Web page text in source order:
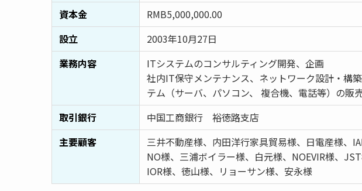
資本金
RMB5,000,000.00
設立
2003年10月27日
業務内容
ITシステムのコンサルティング開発、企画
社内IT保守メンテナンス、ネットワーク設計・構
テム（サーバ、パソコン、 複合機、電話等）の販
取引銀行
中国工商銀行 裕徳路支店
主要顧客
三井不動産様、内田洋行家具貿易様、日電産様
NO様、三浦ボイラー様、白元様、NOEVIR様、
IOR様、徳山様、リョーサン様、安永様